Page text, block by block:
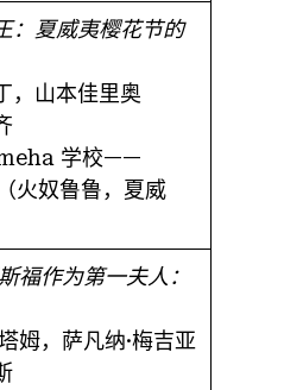
：夏威夷樱花节的
，山本佳里奥
学校——
火奴鲁鲁，夏威
福作为第一夫人：
姆，萨凡纳·梅吉亚